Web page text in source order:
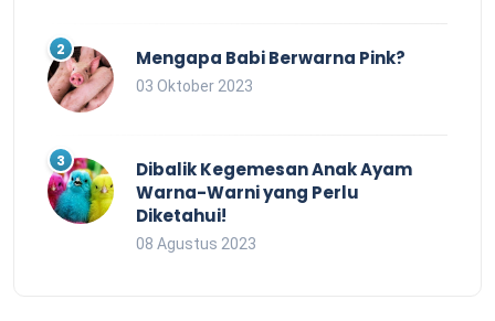
Mengapa Babi Berwarna Pink?
03 Oktober 2023
Dibalik Kegemesan Anak Ayam
Warna-Warni yang Perlu
Diketahui!
08 Agustus 2023